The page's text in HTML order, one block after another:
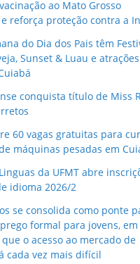
ao Mato Grosso
reforça proteção contra a
do Dia dos Pais têm
Sunset & Luau e atrações
conquista título de Miss
60 vagas gratuitas para
máquinas pesadas em
da UFMT abre
idioma 2026/2
se consolida como ponte
formal para jovens,
o acesso ao mercado de
cada vez mais difícil